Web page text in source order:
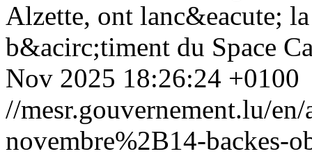
Alzette, ont lanc&eacute;
b&acirc;timent du Space
Nov 2025 18:26:24 +0100
//mesr.gouvernement.lu/
novembre%2B14-backes-